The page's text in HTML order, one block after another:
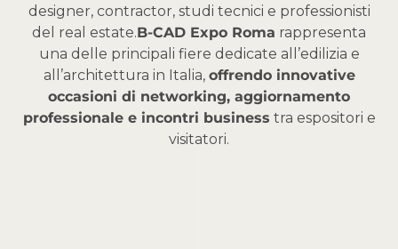
designer, contractor, studi tecnici e professionisti
del real estate.B-CAD Expo Roma rappresenta
una delle principali fiere dedicate all’edilizia e
all’architettura in Italia, offrendo innovative
occasioni di networking, aggiornamento
professionale e incontri business tra espositori e
visitatori.